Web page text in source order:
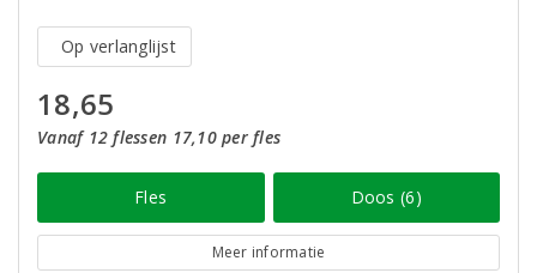
Op verlanglijst
18,65
Vanaf 12 flessen 17,10 per fles
Fles Doos (6)
Meer informatie